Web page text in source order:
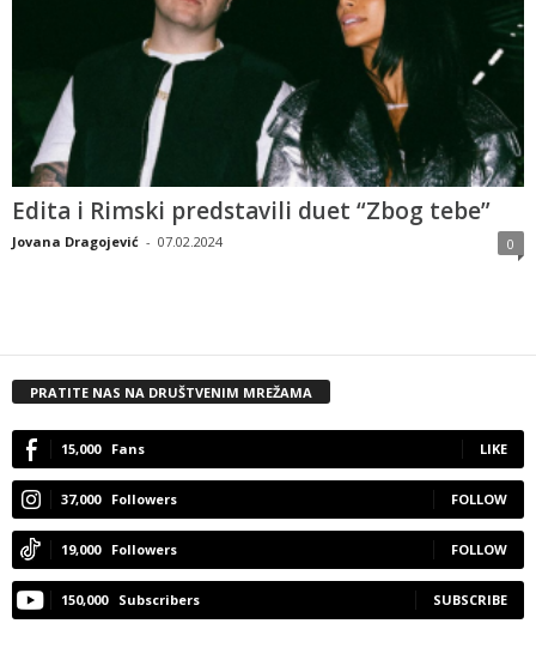
Edita i Rimski predstavili duet “Zbog tebe”
Jovana Dragojević - 07.02.2024 0
PRATITE NAS NA DRUŠTVENIM MREŽAMA
15,000 Fans LIKE
37,000 Followers FOLLOW
19,000 Followers FOLLOW
150,000 Subscribers SUBSCRIBE